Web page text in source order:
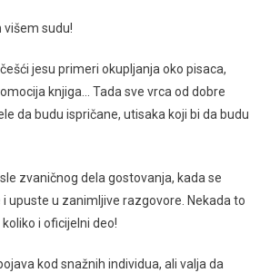
višem sudu!
jesu primeri okupljanja oko pisaca,
knjiga… Tada sve vrca od dobre
da budu ispričane, utisaka koji bi da budu
zvaničnog dela gostovanja, kada se
upuste u zanimljive razgovore. Nekada to
i oficijelni deo!
kod snažnih individua, ali valja da